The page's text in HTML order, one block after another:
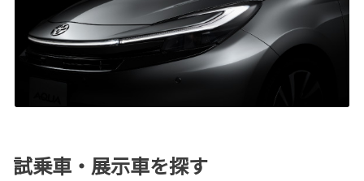
試乗車・展示車を探す